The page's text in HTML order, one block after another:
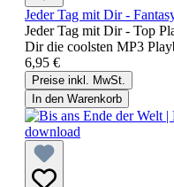
Jeder Tag mit Dir -
Jeder Tag mit Dir - Top
Dir die coolsten MP3
6,95 €
Preise inkl. MwSt.
In den Warenkorb